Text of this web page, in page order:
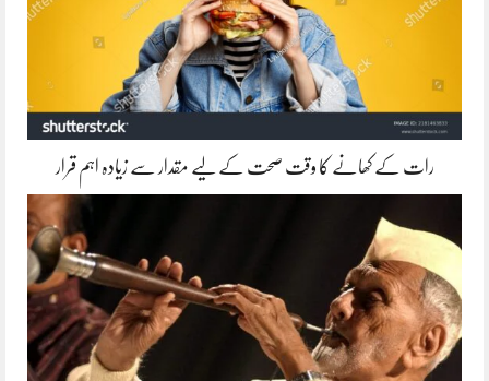
رات کے کھانے کا وقت صحت کے لیے مقدار سے زیادہ اہم قرار